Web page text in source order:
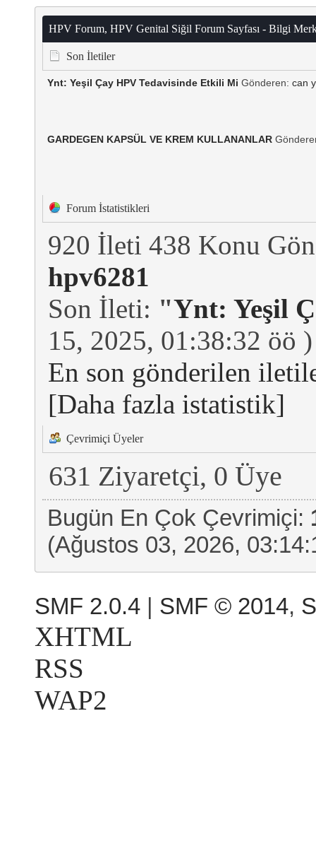
HPV Forum, HPV Genital Siğil Forum Sayfası - Bilgi
Son İletiler
Ynt: Yeşil Çay HPV Tedavisinde Etkili Mi Gönderen:can
GARDEGEN KAPSÜL VE KREM KULLANANLAR
Forum İstatistikleri
920 İleti 438 Konu
hpv6281
Son İleti: "Ynt: Yeşil
15, 2025, 01:38:32 öö )
En son gönderilen
[Daha fazla istatistik]
Çevrimiçi Üyeler
631 Ziyaretçi, 0 Üye
Bugün En Çok Çevrimiçi:
(Ağustos 03, 2026,
SMF 2.0.4 | SMF © 2014,
XHTML
RSS
WAP2